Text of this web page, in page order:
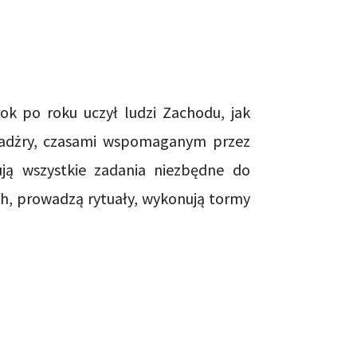
po roku uczył ludzi Zachodu, jak
czasami wspomaganym przez
wszystkie zadania niezbędne do
prowadzą rytuały, wykonują tormy